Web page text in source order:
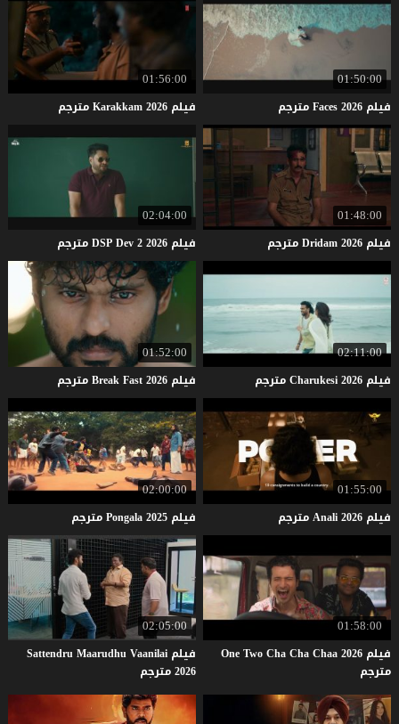
01:50:00
فيلم Faces2026 مترجم
01:56:00
فيلم Karakkam2026 مترجم
01:48:00
فيلم Dridam2026 مترجم
02:04:00
فيلم DSPDev22026 مترجم
02:11:00
فيلم Charukesi2026 مترجم
01:52:00
فيلم BreakFast2026 مترجم
01:55:00
فيلم Anali2026 مترجم
02:00:00
فيلم Pongala2025 مترجم
01:58:00
فيلم One Two Cha Cha Chaa 2026
مترجم
02:05:00
فيلم Sattendru Maarudhu Vaanilai
2026 مترجم